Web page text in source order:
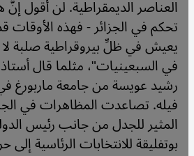
العناصر الديمقراطية. لن أقول إنَّ
تحكم في الجزائر - فهذه الأوقات
يعيش في ظلِّ بيروقراطية صلبة لا
في السبعينيات"، مثلما قال
رشيد عويسة من جامعة ماربورغ
فيله. تصاعدت المظاهرات في
المثير للجدل من جانب رئيس
بوتفليقة للانتخابات الرئاسية